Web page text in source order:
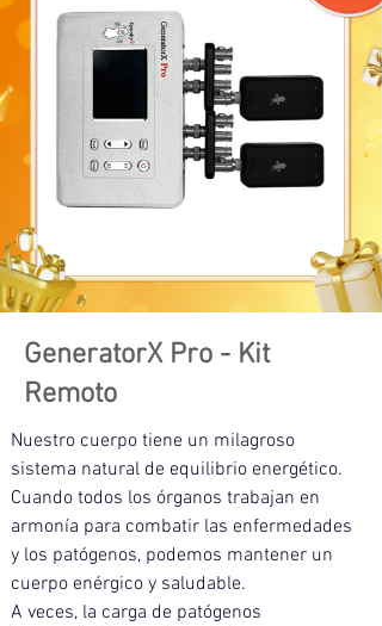
GeneratorX Pro - Kit
Remoto
Nuestro cuerpo tiene un milagroso
sistema natural de equilibrio energético.
Cuando todos los órganos trabajan en
armonía para combatir las enfermedades
y los patógenos, podemos mantener un
cuerpo enérgico y saludable.
A veces, la carga de patógenos